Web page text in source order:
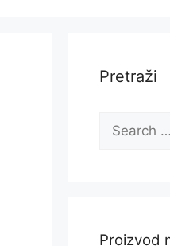
Pretraži
Search
for:
Proizvod